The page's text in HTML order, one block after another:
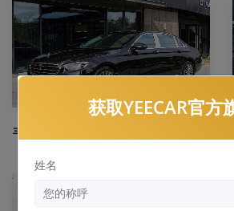
丰田汉兰达玻璃膜案例
获取YEECAR官方
姓名